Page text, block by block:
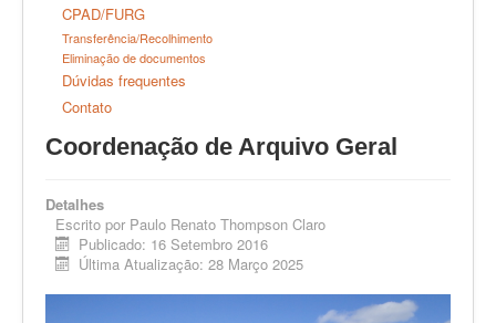
CPAD/FURG
Transferência/Recolhimento
Eliminação de documentos
Dúvidas frequentes
Contato
Coordenação de Arquivo Geral
Detalhes
Escrito por Paulo Renato Thompson Claro
Publicado: 16 Setembro 2016
Última Atualização: 28 Março 2025